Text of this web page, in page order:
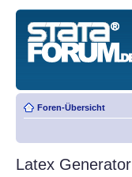
Foren-Übersicht
Latex Generator